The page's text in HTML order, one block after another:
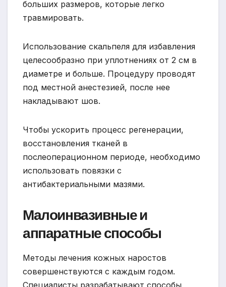
больших размеров, которые легко
травмировать.
Использование скальпеля для избавления
целесообразно при уплотнениях от 2 см в
диаметре и больше. Процедуру проводят
под местной анестезией, после нее
накладывают шов.
Чтобы ускорить процесс регенерации,
восстановления тканей в
послеоперационном периоде, необходимо
использовать повязки с
антибактериальными мазями.
Малоинвазивные и
аппаратные способы
Методы лечения кожных наростов
совершенствуются с каждым годом.